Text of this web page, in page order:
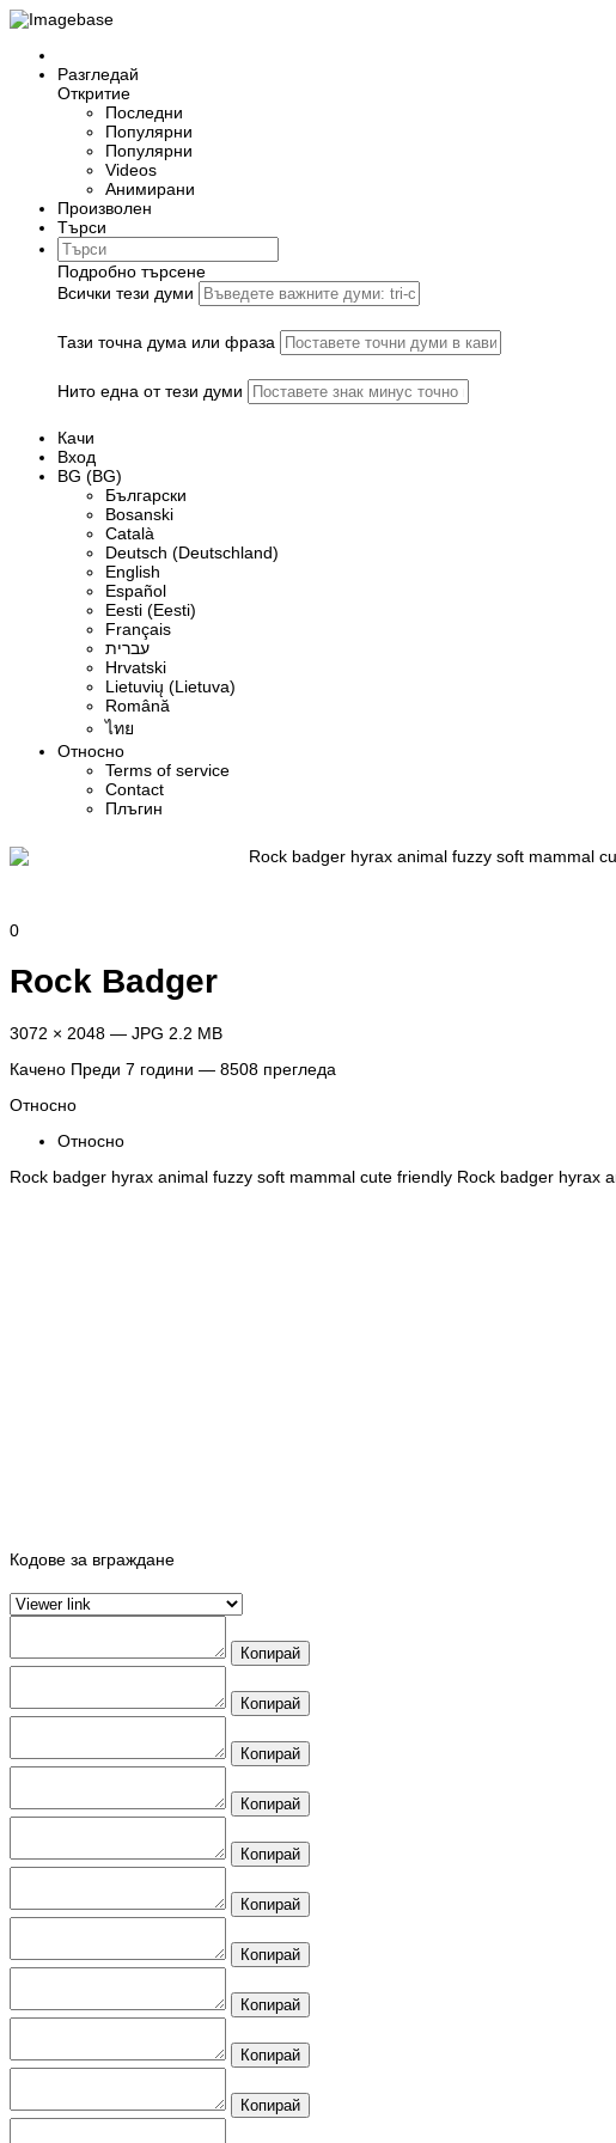
Разгледай
Откритие
Последни
Популярни
Популярни
Videos
Анимирани
Произволен
Търси
Подробно търсене
Всички тези думи
Тази точна дума или фраза
Нито една от тези думи
Качи
Вход
BG (BG)
Български
Bosanski
Сatalà
Deutsch (Deutschland)
English
Español
Eesti (Eesti)
Français
עברית
Hrvatski
Lietuvių (Lietuva)
Română
ไทย
Относно
Terms of service
Contact
Плъгин
0
Rock Badger
3072 × 2048 — JPG 2.2 MB
Качено Преди 7 години — 8508 прегледа
Относно
Относно
Rock badger hyrax animal fuzzy soft mammal cute friendly Rock badger
Кодове за вграждане
Копирай
Копирай
Копирай
Копирай
Копирай
Копирай
Копирай
Копирай
Копирай
Копирай